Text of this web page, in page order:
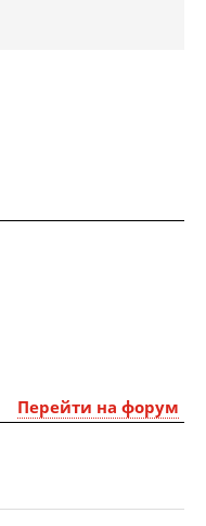
Перейти на форум